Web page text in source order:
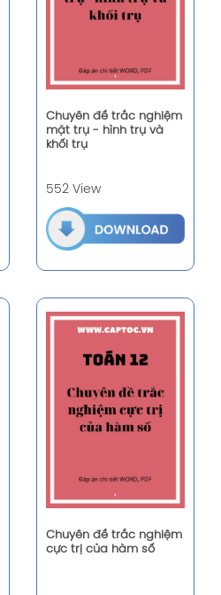
Chuyên đề trắc nghiệm
mặt trụ - hình trụ và
khối trụ
552 View
Chuyên đề trắc nghiệm
cực trị của hàm số